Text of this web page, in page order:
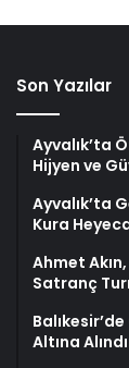
Son Yazılar
Ayvalık’ta
Hijyen ve
Ayvalık’ta
Kura
Ahmet
Satranç
Altına